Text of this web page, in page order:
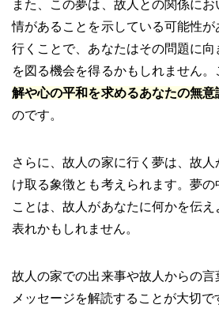
また、この夢は、故人との関係に
情があることを示している可能性
行くことで、あなたはその問題に
を図る機会を得るかもしれません。
解や心の平和を求めるあなたの無意
のです。
さらに、故人の家に行く夢は、故
け取る象徴とも考えられます。夢
ことは、故人があなたに何かを伝
表れかもしれません。
故人の家での出来事や故人からの
メッセージを解読することが大切で